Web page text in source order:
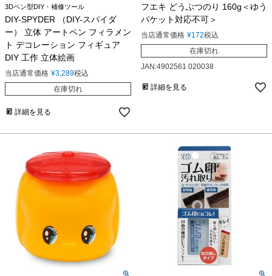
3Dペン型DIY・補修ツール
DIY-SPYDER （DIY-スパイダ
ー） 立体 アートペン フィラメン
ト デコレーション フィギュア
DIY 工作 立体絵画
当店通常価格 ¥3,289税込
在庫切れ
詳細を見る
フエキ どうぶつのり 160g＜ゆう
パケット対応不可＞
当店通常価格 ¥172税込
在庫切れ
JAN:4902561 020038
詳細を見る